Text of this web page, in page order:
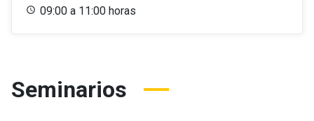
09:00 a 11:00 horas
Seminarios